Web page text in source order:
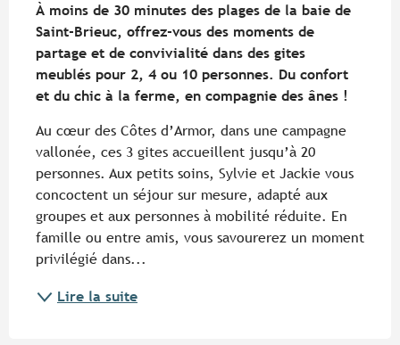
À moins de 30 minutes des plages de la baie de
Saint-Brieuc, offrez-vous des moments de
partage et de convivialité dans des gites
meublés pour 2, 4 ou 10 personnes. Du confort
et du chic à la ferme, en compagnie des ânes !
Au cœur des Côtes d’Armor, dans une campagne
vallonée, ces 3 gites accueillent jusqu’à 20
personnes. Aux petits soins, Sylvie et Jackie vous
concoctent un séjour sur mesure, adapté aux
groupes et aux personnes à mobilité réduite. En
famille ou entre amis, vous savourerez un moment
privilégié dans...
Lire la suite